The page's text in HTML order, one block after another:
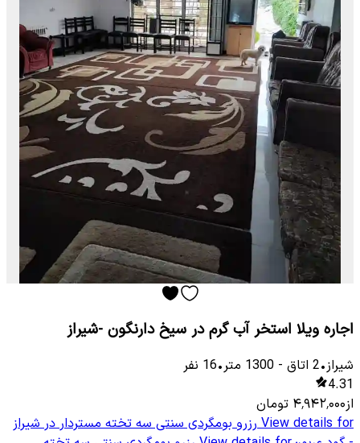
اجاره ویلا استخر آب گرم در سیخ دارنگون -شیراز
شیراز•
2 اتاق -
1300 متر•
16 نفر
4.31
از۴٬۹۴۲٬۰۰۰ تومان
View details for رزرو بومگردی سنتی سه تخته مستردار در شیراز